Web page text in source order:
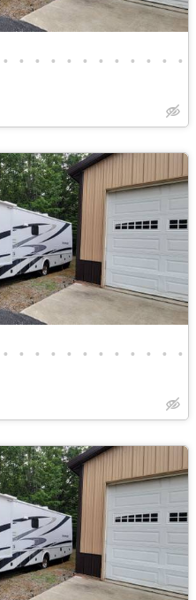
• • • • • • • • • • • •
• • • • • • • • • • • •